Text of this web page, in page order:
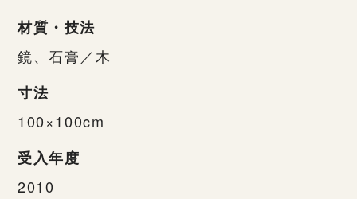
材質・技法
鏡、石膏／木
寸法
100×100cm
受入年度
2010